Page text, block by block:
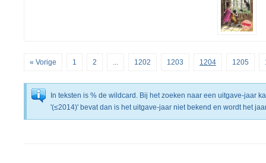
« Vorige 1 2 ... 1202 1203 1204 1205
In teksten is % de wildcard. Bij het zoeken naar een uitgave-jaar
'(≤2014)' bevat dan is het uitgave-jaar niet bekend en wordt het